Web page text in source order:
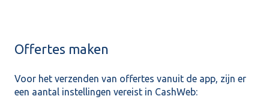
Offertes maken
Voor het verzenden van offertes vanuit de app, zijn er
een aantal instellingen vereist in CashWeb: